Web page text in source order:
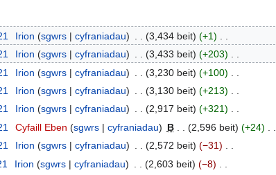
Irion sgwrs cyfraniadau 3,434 beit
+1
Irion sgwrs cyfraniadau 3,433 beit
+203
Irion sgwrs cyfraniadau 3,230 beit
+100
Irion sgwrs cyfraniadau 3,130 beit
+213
Irion sgwrs cyfraniadau 2,917 beit
+321
Cyfaill Eben sgwrs cyfraniadau B 2,596 beit
+24
Irion sgwrs cyfraniadau 2,572 beit
−31
Irion sgwrs cyfraniadau 2,603 beit
−8